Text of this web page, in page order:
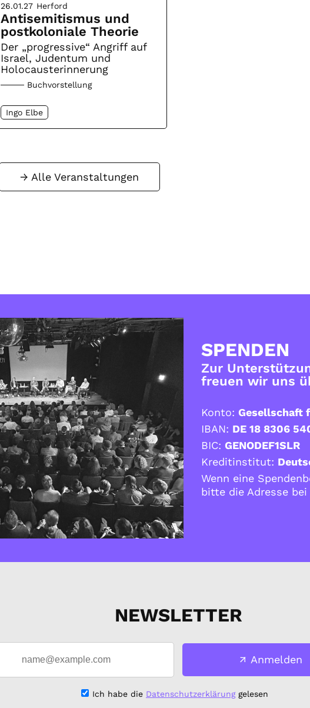
26.01.27 Herford
Antisemitismus und
postkoloniale Theorie
Der „progressive“ Angriff auf
Israel, Judentum und
Holocausterinnerung
Buchvorstellung
Ingo Elbe
Alle Veranstaltungen
SPENDEN
Zur
freuen wir uns
Konto: Gesellschaft
IBAN: DE 18 8306
BIC: GENODEF1SLR
Kreditinstitut:
Wenn eine
bitte die Adresse
NEWSLETTER
Anmelden
Ich habe die Datenschutzerklärunggelesen